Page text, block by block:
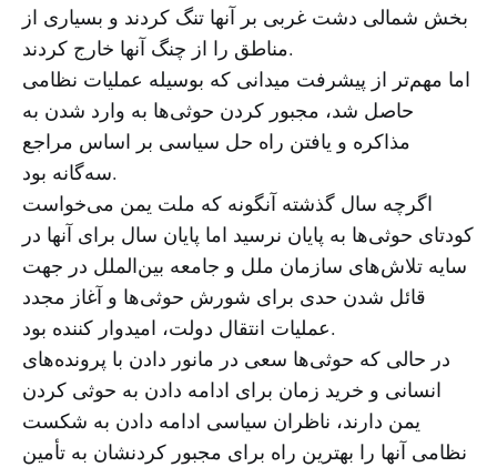
بخش شمالی دشت غربی بر آنها تنگ کردند و بسیاری از
مناطق را از چنگ آنها خارج کردند.
اما مهم‌تر از پیشرفت میدانی که بوسیله عملیات نظامی
حاصل شد، مجبور کردن حوثی‌ها به وارد شدن به
مذاکره و یافتن راه حل سیاسی بر اساس مراجع
سه‌گانه بود.
اگرچه سال گذشته آنگونه که ملت یمن می‌خواست
کودتای حوثی‌ها به پایان نرسید اما پایان سال برای آنها در
سایه تلاش‌های سازمان ملل و جامعه بین‌الملل در جهت
قائل شدن حدی برای شورش حوثی‌ها و آغاز مجدد
عملیات انتقال دولت، امیدوار کننده بود.
در حالی که حوثی‌ها سعی در مانور دادن با پرونده‌های
انسانی و خرید زمان برای ادامه دادن به حوثی کردن
یمن دارند، ناظران سیاسی ادامه دادن به شکست
نظامی آنها را بهترین راه برای مجبور کردنشان به تأمین